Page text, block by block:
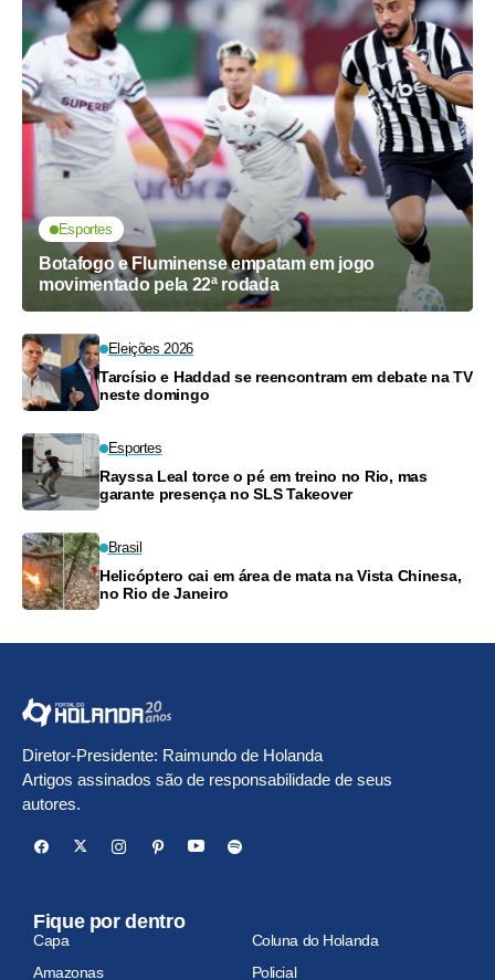
Esportes
Botafogo e Fluminense empatam em jogo
movimentado pela 22ª rodada
Eleições 2026
Tarcísio e Haddad se reencontram em debate na TV
neste domingo
Esportes
Rayssa Leal torce o pé em treino no Rio, mas
garante presença no SLS Takeover
Brasil
Helicóptero cai em área de mata na Vista Chinesa,
no Rio de Janeiro
Diretor-Presidente: Raimundo de Holanda
Artigos assinados são de responsabilidade de seus
autores.
Fique por dentro
Capa
Coluna do Holanda
Amazonas
Policial